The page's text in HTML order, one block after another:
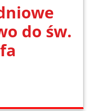
do św.